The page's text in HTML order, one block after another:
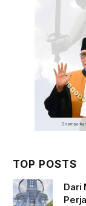
TOP POSTS
Dari